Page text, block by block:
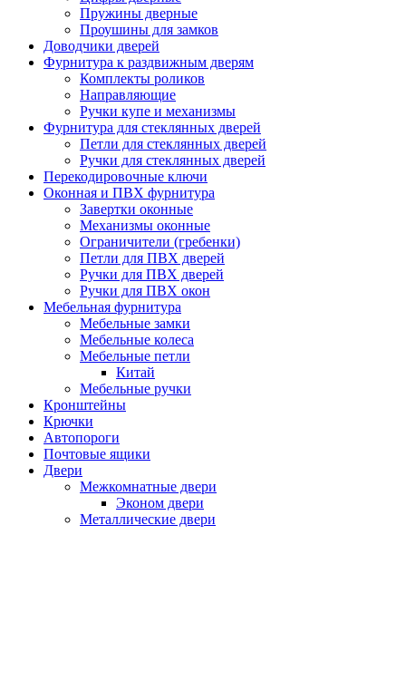
Пружины дверные
Проушины для замков
Доводчики дверей
Фурнитура к раздвижным дверям
Комплекты роликов
Направляющие
Ручки купе и механизмы
Фурнитура для стеклянных дверей
Петли для стеклянных дверей
Ручки для стеклянных дверей
Перекодировочные ключи
Оконная и ПВХ фурнитура
Завертки оконные
Механизмы оконные
Ограничители (гребенки)
Петли для ПВХ дверей
Ручки для ПВХ дверей
Ручки для ПВХ окон
Мебельная фурнитура
Мебельные замки
Мебельные колеса
Мебельные петли
Китай
Мебельные ручки
Кронштейны
Крючки
Автопороги
Почтовые ящики
Двери
Межкомнатные двери
Эконом двери
Металлические двери